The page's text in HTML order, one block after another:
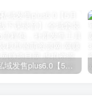
私域发售plus6.0【5月份线下课录音】/全域套装sop流程包，社群发售工具套装模型